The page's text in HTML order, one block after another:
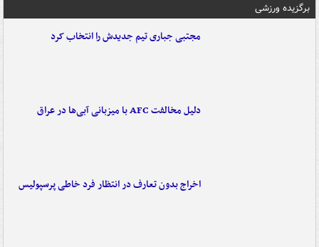
برگزیده ورزشی
مجتبی جباری تیم جدیدش را انتخاب کرد
دلیل مخالفت AFC با میزبانی آبی‌ها در عراق
اخراج بدون تعارف در انتظار فرد خاطی پرسپولیس